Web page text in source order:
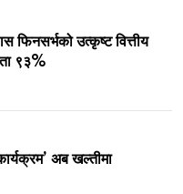
फिनसर्भको उत्कृष्ट वित्तीय
९३%
अब खल्तीमा